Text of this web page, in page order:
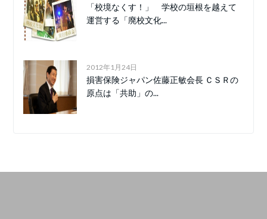
「校境なくす！」 学校の垣根を越えて
運営する「廃校文化...
2012年1月24日
損害保険ジャパン佐藤正敏会長 ＣＳＲの
原点は「共助」の...